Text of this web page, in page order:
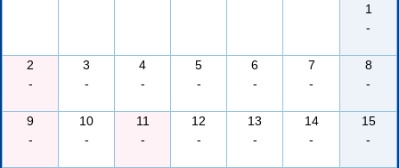
1
-
2
-
3
-
4
-
5
-
6
-
7
-
8
-
9
-
10
-
11
-
12
-
13
-
14
-
15
-